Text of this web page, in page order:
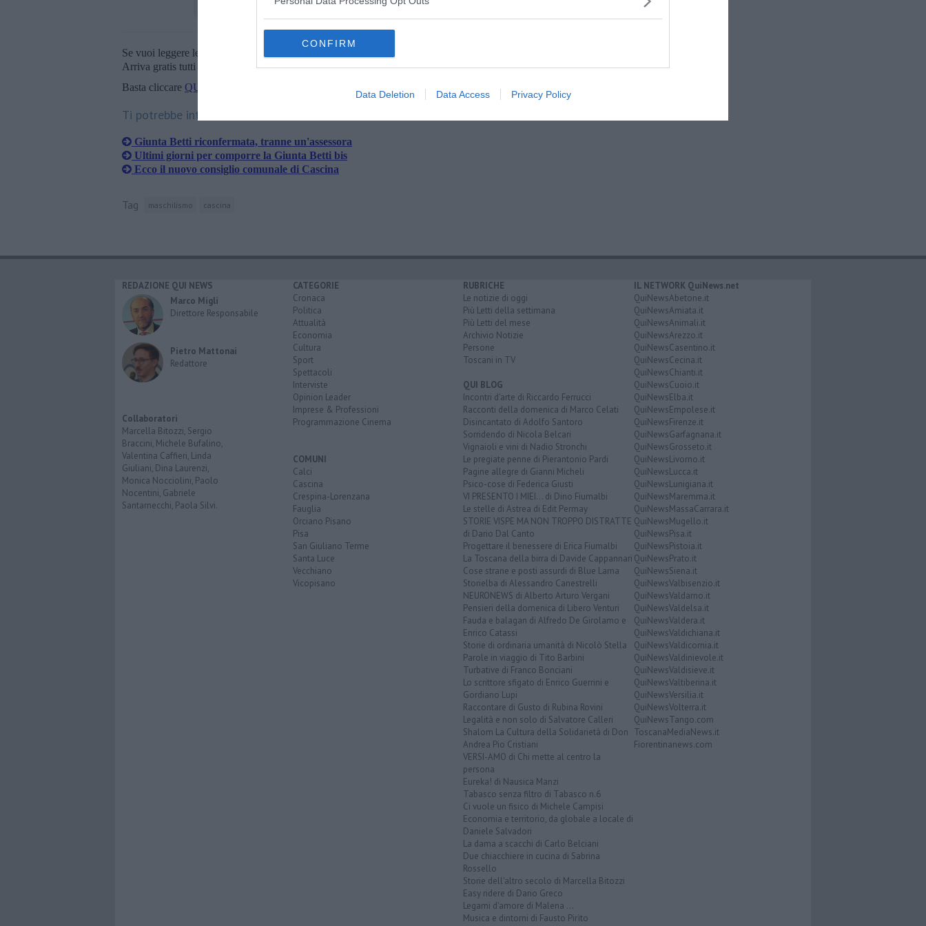
CONFIRM
Data Deletion Data Access Privacy Policy
Se vuoi leggere le notizie principali della Toscana iscriviti alla
Arriva gratis tutti i giorni alle 20:00 direttamente nella tua casella di posta.
Basta cliccare QUI
Ti potrebbe interessare anche:
Giunta Betti riconfermata, tranne un'assessora
Ultimi giorni per comporre la Giunta Betti bis
Ecco il nuovo consiglio comunale di Cascina
Tag maschilismo cascina
REDAZIONE QUI NEWS
Marco Migli
Direttore Responsabile
Pietro Mattonai
Redattore
Collaboratori
Marcella Bitozzi, Sergio
Braccini, Michele Bufalino,
Valentina Caffieri, Linda
Giuliani, Dina Laurenzi,
Monica Nocciolini, Paolo
Nocentini, Gabriele
Santarnecchi, Paola Silvi.
CATEGORIE
Cronaca
Politica
Attualità
Economia
Cultura
Sport
Spettacoli
Interviste
Opinion Leader
Imprese & Professioni
Programmazione Cinema
COMUNI
Calci
Cascina
Crespina-Lorenzana
Fauglia
Orciano Pisano
Pisa
San Giuliano Terme
Santa Luce
Vecchiano
Vicopisano
RUBRICHE
Le notizie di oggi
Più Letti della settimana
Più Letti del mese
Archivio Notizie
Persone
Toscani in TV
QUI BLOG
Incontri d'arte di Riccardo Ferrucci
Racconti della domenica di Marco Celati
Disincantato di Adolfo Santoro
Sorridendo di Nicola Belcari
Vignaioli e vini di Nadio Stronchi
Le pregiate penne di Pierantonio Pardi
Pagine allegre di Gianni Micheli
Psico-cose di Federica Giusti
VI PRESENTO I MIEI... di Dino Fiumalbi
Le stelle di Astrea di Edit Permay
STORIE VISPE MA NON TROPPO DISTRATTE
di Dario Dal Canto
Progettare il benessere di Erica Fiumalbi
La Toscana della birra di Davide Cappannari
Cose strane e posti assurdi di Blue Lama
Storielba di Alessandro Canestrelli
NEURONEWS di Alberto Arturo Vergani
Pensieri della domenica di Libero Venturi
Fauda e balagan di Alfredo De Girolamo e
Enrico Catassi
Storie di ordinaria umanità di Nicolò Stella
Parole in viaggio di Tito Barbini
Turbative di Franco Bonciani
Lo scrittore sfigato di Enrico Guerrini e
Gordiano Lupi
Raccontare di Gusto di Rubina Rovini
Legalità e non solo di Salvatore Calleri
Shalom La Cultura della Solidarietà di Don
Andrea Pio Cristiani
VERSI-AMO di Chi mette al centro la
persona
Eureka! di Nausica Manzi
Tabasco senza filtro di Tabasco n.6
Ci vuole un fisico di Michele Campisi
Economia e territorio, da globale a locale di
Daniele Salvadori
La dama a scacchi di Carlo Belciani
Due chiacchiere in cucina di Sabrina
Rossello
Storie dell'altro secolo di Marcella Bitozzi
Easy ridere di Dario Greco
Legami d'amore di Malena ...
Musica e dintorni di Fausto Pirìto
IL NETWORK QuiNews.net
QuiNewsAbetone.it
QuiNewsAmiata.it
QuiNewsAnimali.it
QuiNewsArezzo.it
QuiNewsCasentino.it
QuiNewsCecina.it
QuiNewsChianti.it
QuiNewsCuoio.it
QuiNewsElba.it
QuiNewsEmpolese.it
QuiNewsFirenze.it
QuiNewsGarfagnana.it
QuiNewsGrosseto.it
QuiNewsLivorno.it
QuiNewsLucca.it
QuiNewsLunigiana.it
QuiNewsMaremma.it
QuiNewsMassaCarrara.it
QuiNewsMugello.it
QuiNewsPisa.it
QuiNewsPistoia.it
QuiNewsPrato.it
QuiNewsSiena.it
QuiNewsValbisenzio.it
QuiNewsValdarno.it
QuiNewsValdelsa.it
QuiNewsValdera.it
QuiNewsValdichiana.it
QuiNewsValdicornia.it
QuiNewsValdinievole.it
QuiNewsValdisieve.it
QuiNewsValtiberina.it
QuiNewsVersilia.it
QuiNewsVolterra.it
QuiNewsTango.com
ToscanaMediaNews.it
Fiorentinanews.com